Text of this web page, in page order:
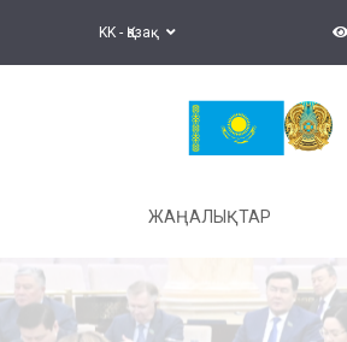
KK - Қазақ
ЖАҢАЛЫҚТАР